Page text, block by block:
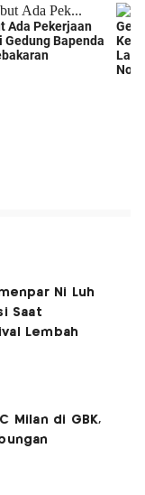
Ni Luh
Saat
Lembah
Milan di GBK,